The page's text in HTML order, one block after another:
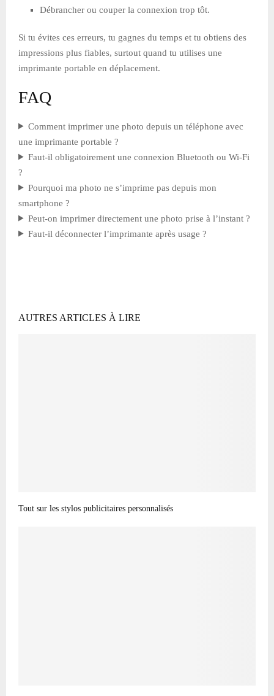
Débrancher ou couper la connexion trop tôt.
Si tu évites ces erreurs, tu gagnes du temps et tu obtiens des
impressions plus fiables, surtout quand tu utilises une
imprimante portable en déplacement.
FAQ
Comment imprimer une photo depuis un téléphone avec
une imprimante portable ?
Faut-il obligatoirement une connexion Bluetooth ou Wi-Fi
?
Pourquoi ma photo ne s’imprime pas depuis mon
smartphone ?
Peut-on imprimer directement une photo prise à l’instant ?
Faut-il déconnecter l’imprimante après usage ?
AUTRES ARTICLES À LIRE
Tout sur les stylos publicitaires personnalisés